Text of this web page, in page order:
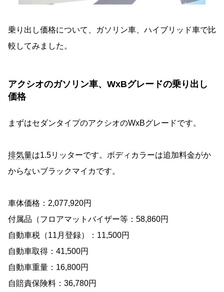
乗り出し価格について、ガソリン車、ハイブリッド車で比
較してみました。
アクシオのガソリン車、WxBグレードの乗り出し
価格
まずはセダンタイプのアクシオのWxBグレードです。
排気量は1.5リッターです。ボディカラーは追加料金がか
からないブラックマイカです。
車体価格：2,077,920円
付属品（フロアマットバイザー等：58,860円
自動車税（11月登録）：11,500円
自動車取得：41,500円
自動車重量：16,800円
自賠責保険料：36,780円